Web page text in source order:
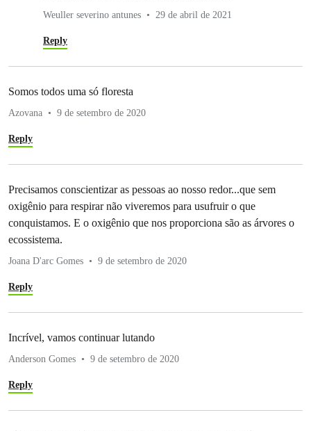
Weuller severino antunes 29 de abril de 2021
Reply
Somos todos uma só floresta
Azovana 9 de setembro de 2020
Reply
Precisamos conscientizar as pessoas ao nosso redor...que sem
oxigênio para respirar não viveremos para usufruir o que
conquistamos. E o oxigênio que nos proporciona são as árvores o
ecossistema.
Joana D'arc Gomes 9 de setembro de 2020
Reply
Incrível, vamos continuar lutando
Anderson Gomes 9 de setembro de 2020
Reply